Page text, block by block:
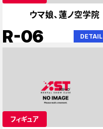
ウマ娘、蓮ノ空学院
R-06 DETAIL
フィギュア